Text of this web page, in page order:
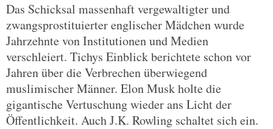
Das Schicksal massenhaft vergewaltigter und
zwangsprostituierter englischer Mädchen wurde
Jahrzehnte von Institutionen und Medien
verschleiert. Tichys Einblick berichtete schon vor
Jahren über die Verbrechen überwiegend
muslimischer Männer. Elon Musk holte die
gigantische Vertuschung wieder ans Licht der
Öffentlichkeit. Auch J.K. Rowling schaltet sich ein.